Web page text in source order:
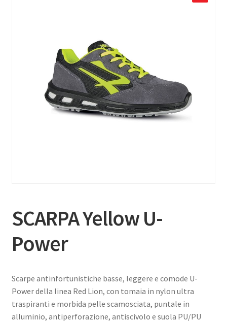
Registrati
SCARPA Yellow U-
Power
Scarpe antinfortunistiche basse, leggere e comode U-
Power della linea Red Lion, con tomaia in nylon ultra
traspiranti e morbida pelle scamosciata, puntale in
alluminio, antiperforazione, antiscivolo e suola PU/PU